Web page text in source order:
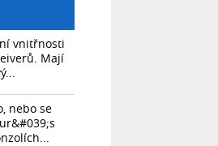
vnitřnosti
Mají
nebo se